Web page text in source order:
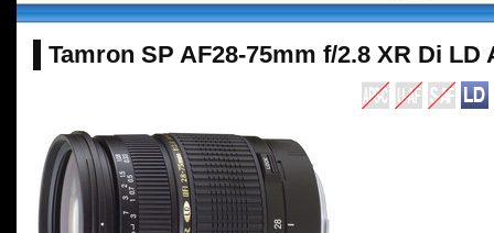
Tamron SP AF28-75mm f/2.8 XR Di LD